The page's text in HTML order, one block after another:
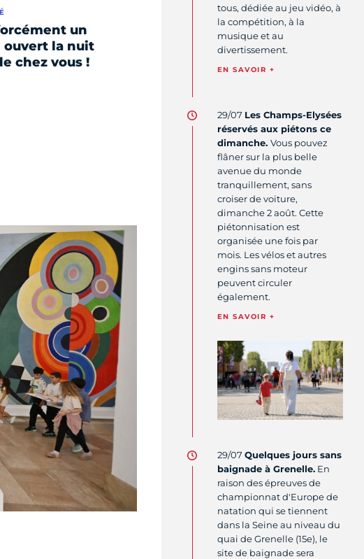
un
ouvert la nuit
chez vous !
tous, dédiée au jeu vidéo, à
la compétition, à la
musique et au
divertissement.
EN SAVOIR +
29/07 Les Champs-Elysées
réservés aux piétons ce
dimanche. Vous pouvez
flâner sur la plus belle
avenue du monde
tranquillement, sans
croiser de voiture,
dimanche 2 août. Cette
piétonnisation est
organisée une fois par
mois. Les vélos et autres
engins sans moteur
peuvent circuler
également.
EN SAVOIR +
29/07 Quelques jours sans
baignade à Grenelle.En
raison des épreuves de
championnat d'Europe de
natation qui se tiennent
dans la Seine au niveau du
quai de Grenelle (15e), le
site de baignade sera